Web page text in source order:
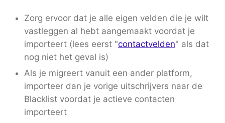
Zorg ervoor dat je alle eigen velden die je wilt
vastleggen al hebt aangemaakt voordat je
importeert (lees eerst "contactvelden" als dat
nog niet het geval is)
Als je migreert vanuit een ander platform,
importeer dan je vorige uitschrijvers naar de
Blacklist voordat je actieve contacten
importeert